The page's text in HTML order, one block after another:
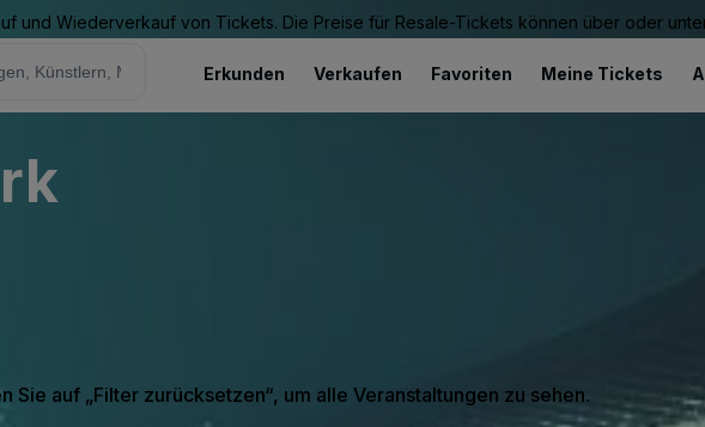
und Wiederverkauf von Tickets. Die Preise für Resale-Tickets können über oder
Erkunden Verkaufen Favoriten Meine Tickets
Sie auf „Filter zurücksetzen“, um alle Veranstaltungen zu sehen.